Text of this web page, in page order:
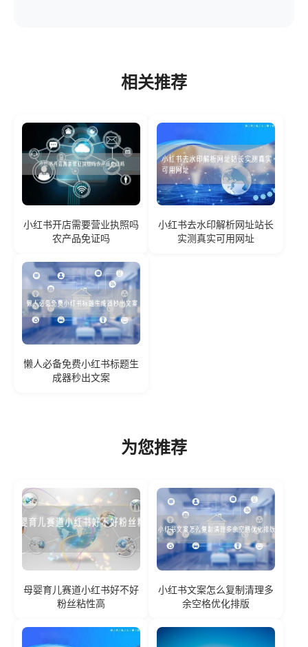
相关推荐
小红书开店需要营业执照吗
农产品免证吗
小红书去水印解析网址站长
实测真实可用网址
懒人必备免费小红书标题生
成器秒出文案
为您推荐
母婴育儿赛道小红书好不好
粉丝粘性高
小红书文案怎么复制清理多
余空格优化排版